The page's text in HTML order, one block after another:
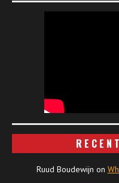
Ruud Boudewijn on